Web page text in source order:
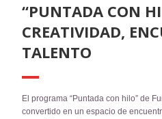
“PUNTADA CON
CREATIVIDAD,
TALENTO
El programa “Puntada con hilo” de
convertido en un espacio de